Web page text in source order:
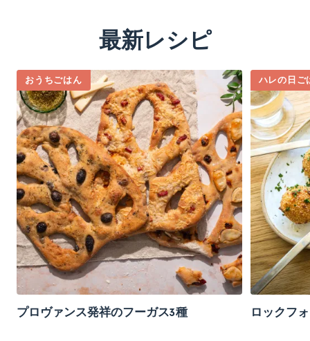
最新レシピ
おうちごはん
プロヴァンス発祥のフーガス3種
ハレの日ご
ロックフ